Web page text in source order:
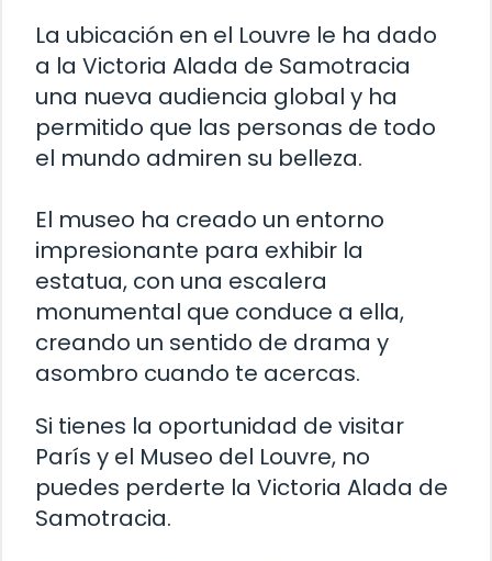
La ubicación en el Louvre le ha dado
a la Victoria Alada de Samotracia
una nueva audiencia global y ha
permitido que las personas de todo
el mundo admiren su belleza.
El museo ha creado un entorno
impresionante para exhibir la
estatua, con una escalera
monumental que conduce a ella,
creando un sentido de drama y
asombro cuando te acercas.
Si tienes la oportunidad de visitar
París y el Museo del Louvre, no
puedes perderte la Victoria Alada de
Samotracia.